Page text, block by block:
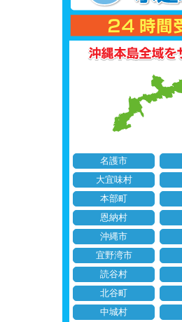
名護市
大宜味村
本部町
恩納村
沖縄市
宜野湾市
読谷村
北谷町
中城村